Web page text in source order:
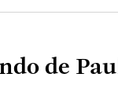
de